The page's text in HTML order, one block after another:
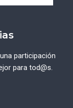
participación
para tod@s.